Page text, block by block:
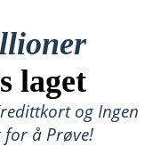
laget
og Ingen
for å Prøve!